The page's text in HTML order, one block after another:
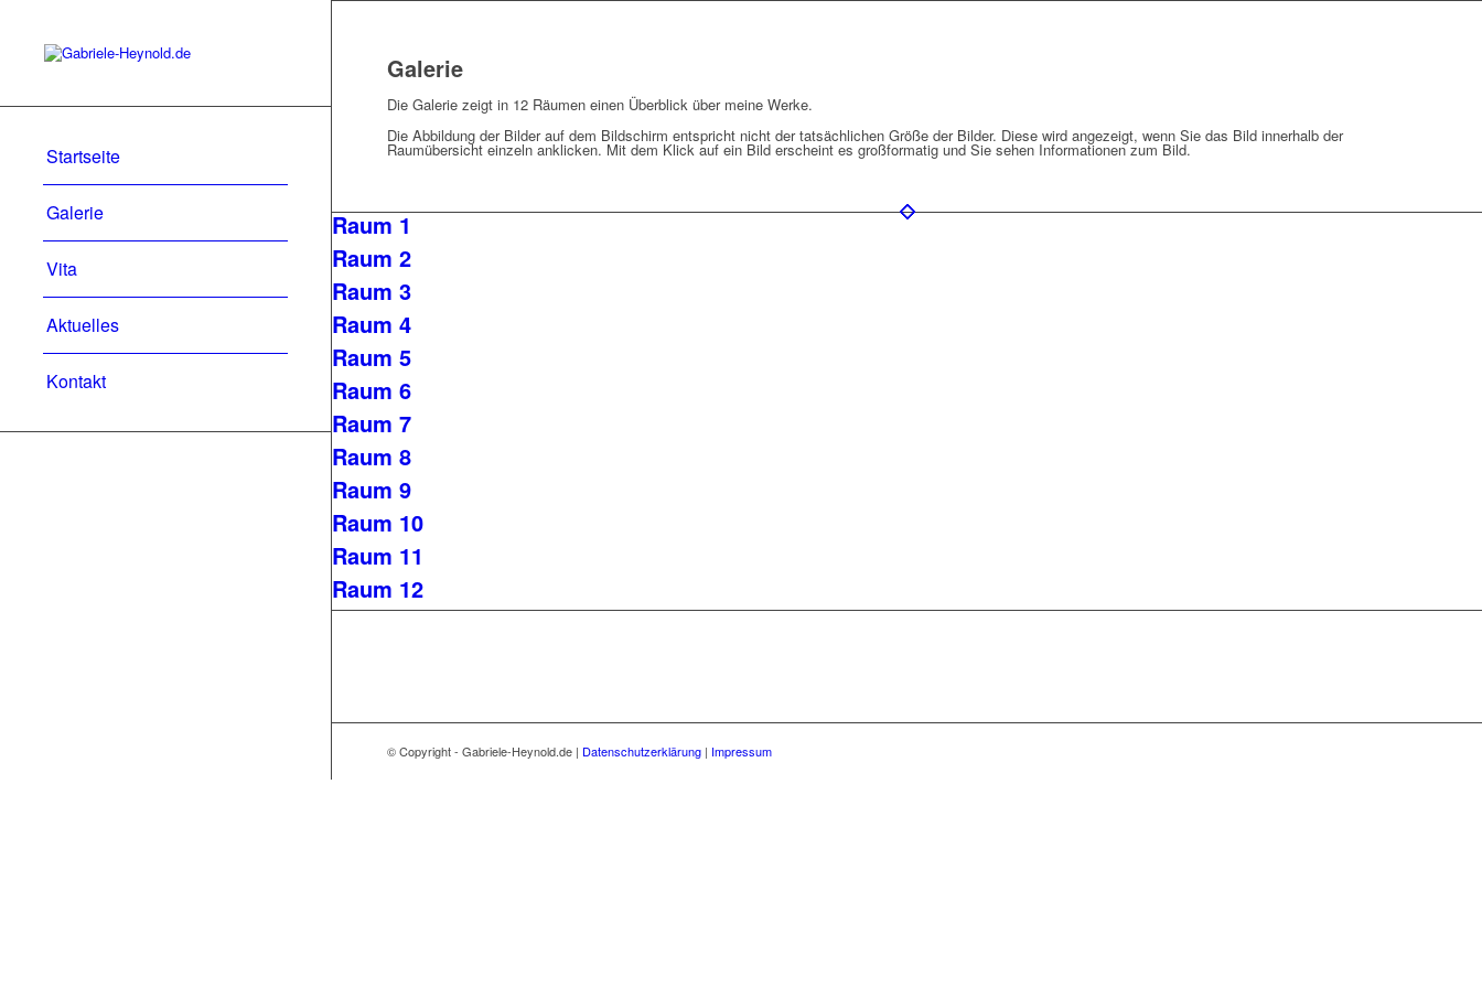
Startseite
Galerie
Vita
Aktuelles
Kontakt
Galerie
Die Galerie zeigt in 12 Räumen einen Überblick über meine Werke.
Die Abbildung der Bilder auf dem Bildschirm entspricht nicht der tatsächlichen Größe der Bilder. Diese wird angezeigt, wenn Sie das Bild innerhalb der
Raumübersicht einzeln anklicken. Mit dem Klick auf ein Bild erscheint es großformatig und Sie sehen Informationen zum Bild.
Raum 1
Raum 2
Raum 3
Raum 4
Raum 5
Raum 6
Raum 7
Raum 8
Raum 9
Raum 10
Raum 11
Raum 12
© Copyright - Gabriele-Heynold.de | Datenschutzerklärung | Impressum